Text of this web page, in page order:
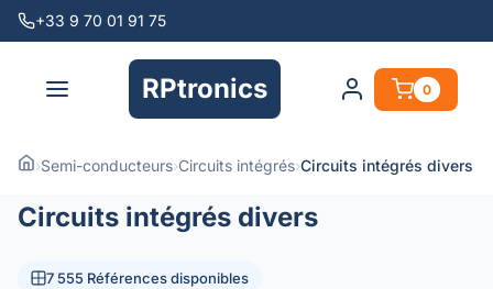
+33 9 70 01 91 75
RPtronics 0
›Semi-conducteurs›Circuits intégrés›Circuits intégrés divers
Circuits intégrés divers
7 555 Références disponibles